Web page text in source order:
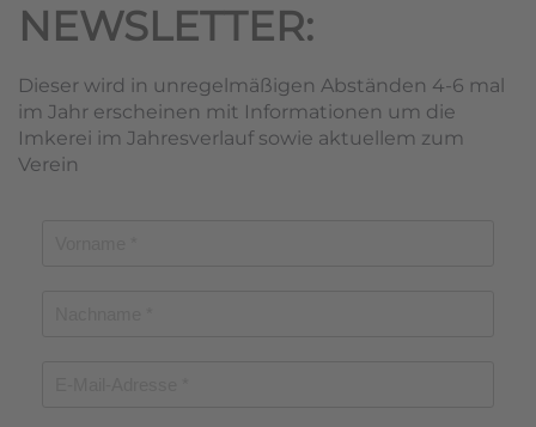
NEWSLETTER:
Dieser wird in unregelmäßigen Abständen 4-6 mal
im Jahr erscheinen mit Informationen um die
Imkerei im Jahresverlauf sowie aktuellem zum
Verein